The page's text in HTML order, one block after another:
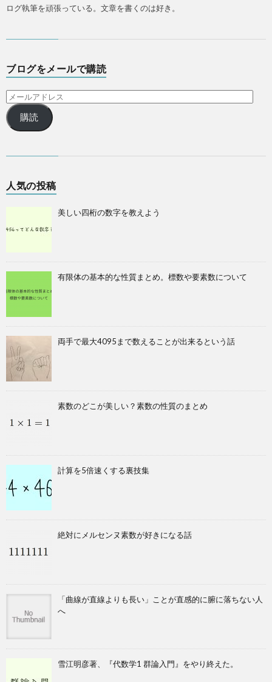
ログ執筆を頑張っている。文章を書くのは好き。
ブログをメールで購読
購読
人気の投稿
美しい四桁の数字を教えよう
有限体の基本的な性質まとめ。標数や要素数について
両手で最大4095まで数えることが出来るという話
素数のどこが美しい？素数の性質のまとめ
計算を5倍速くする裏技集
絶対にメルセンヌ素数が好きになる話
「曲線が直線よりも長い」ことが直感的に腑に落ちない人
へ
雪江明彦著、『代数学1 群論入門』をやり終えた。